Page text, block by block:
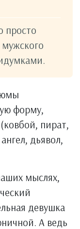
просто
форму,
пират,
дьявол,
мыслях,
девушка
А ведь